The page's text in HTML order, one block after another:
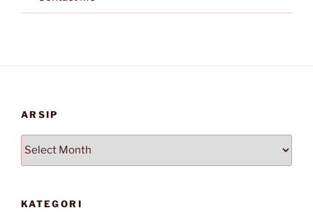
ARSIP
Arsip
KATEGORI